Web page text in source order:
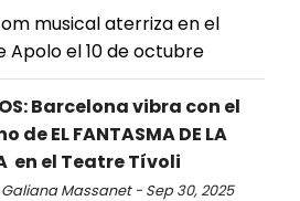
musical aterriza en el
Apolo el 10 de octubre
Barcelona vibra con el
de EL FANTASMA DE LA
en el Teatre Tívoli
Massanet - Sep 30, 2025